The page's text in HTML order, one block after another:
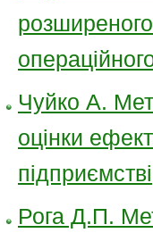
Чуйко А.
оцінки
підприємстві
Рога Д.П.